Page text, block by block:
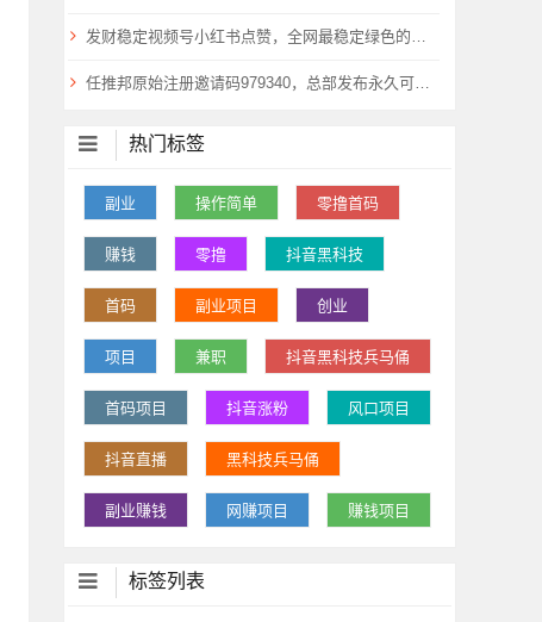
发财稳定视频号小红书点赞，全网最稳定绿色的项目，全网一起推
任推邦原始注册邀请码979340，总部发布永久可用不失效！
热门标签
副业 操作简单 零撸首码
赚钱 零撸 抖音黑科技
首码 副业项目 创业
项目 兼职 抖音黑科技兵马俑
首码项目 抖音涨粉 风口项目
抖音直播 黑科技兵马俑
副业赚钱 网赚项目 赚钱项目
标签列表